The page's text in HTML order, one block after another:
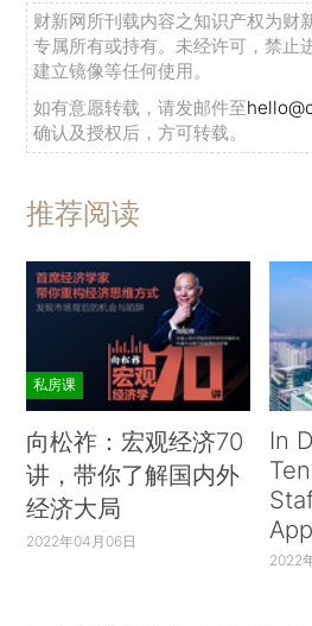
财新网所刊载内容之知识产权为财
专属所有或持有。未经许可，禁止
建立镜像等任何使用。
如有意愿转载，请发邮件至
确认及授权后，方可转载。
推荐阅读
私房课
向松祚：宏观经济70
讲，带你了解国内外
经济大局
2022年04月06日
In
2022